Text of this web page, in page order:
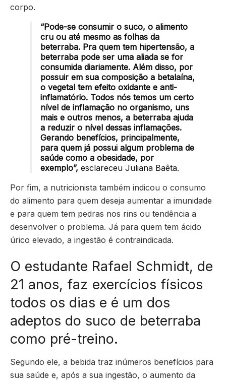
corpo.
“Pode-se consumir o suco, o alimento
cru ou até mesmo as folhas da
beterraba. Pra quem tem hipertensão, a
beterraba pode ser uma aliada se for
consumida diariamente. Além disso, por
possuir em sua composição a betalaína,
o vegetal tem efeito oxidante e anti-
inflamatório. Todos nós temos um certo
nível de inflamação no organismo, uns
mais e outros menos, a beterraba ajuda
a reduzir o nível dessas inflamações.
Gerando benefícios, principalmente,
para quem já possui algum problema de
saúde como a obesidade, por
exemplo”, esclareceu Juliana Baêta.
Por fim, a nutricionista também indicou o consumo
do alimento para quem deseja aumentar a imunidade
e para quem tem pedras nos rins ou tendência a
desenvolver o problema. Já para quem tem ácido
úrico elevado, a ingestão é contraindicada.
O estudante Rafael Schmidt, de
21 anos, faz exercícios físicos
todos os dias e é um dos
adeptos do suco de beterraba
como pré-treino.
Segundo ele, a bebida traz inúmeros benefícios para
sua saúde e, após a sua ingestão, o aumento da